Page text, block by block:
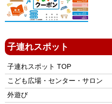
子連れスポット
子連れスポット TOP
こども広場・センター・サロン
外遊び